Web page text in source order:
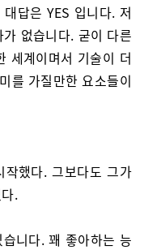
답은 YES 입니다. 저
없습니다. 굳이 다른
세계이며서 기술이 더
를 가질만한 요소들이
했다. 그보다도 그가
.
니다. 꽤 좋아하는 능